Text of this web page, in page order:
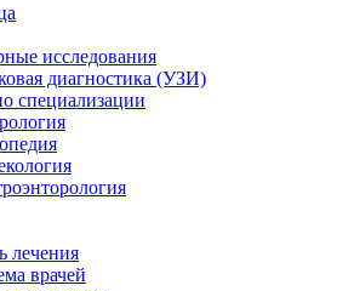
исследования
диагностика (УЗИ)
специализации
лечения
врачей